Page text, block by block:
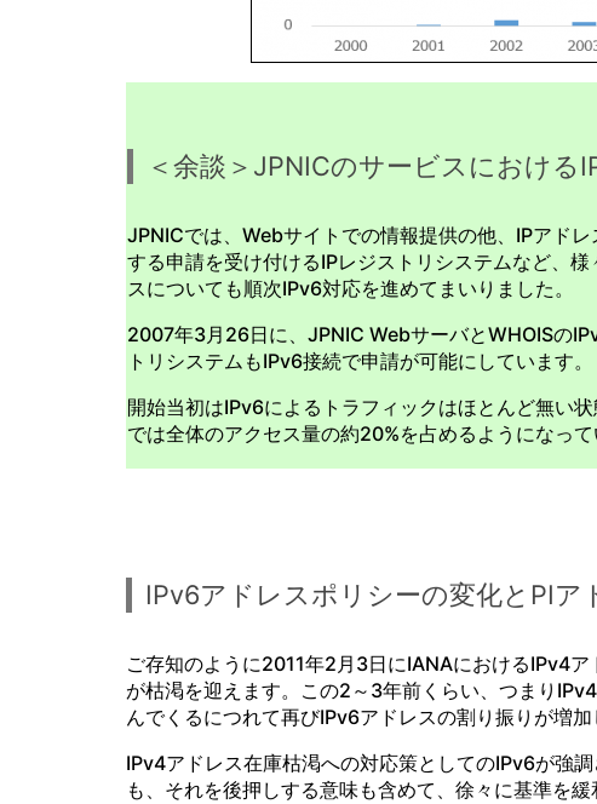
＜余談＞JPNICのサービスにおける
JPNICでは、Webサイトでの情報提供の他、IPアド
する申請を受け付けるIPレジストリシステムなど、
スについても順次IPv6対応を進めてまいりました。
2007年3月26日に、JPNIC WebサーバとWHOISの
トリシステムもIPv6接続で申請が可能にしています。
開始当初はIPv6によるトラフィックはほとんど無い
では全体のアクセス量の約20%を占めるようになって
IPv6アドレスポリシーの変化とPIア
ご存知のように2011年2月3日にIANAにおけるIPv4
が枯渇を迎えます。この2～3年前くらい、つまり
んでくるにつれて再びIPv6アドレスの割り振りが増加
IPv4アドレス在庫枯渇への対応策としてのIPv6が強
も、それを後押しする意味も含めて、徐々に基準を緩